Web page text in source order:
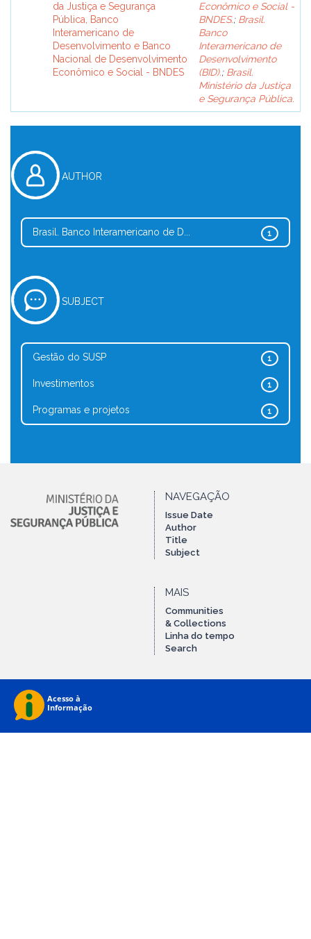
da Justiça e Segurança
Pública, Banco
Interamericano de
Desenvolvimento e Banco
Nacional de Desenvolvimento
Econômico e Social - BNDES
Econômico e Social -
BNDES.; Brasil.
Banco
Interamericano de
Desenvolvimento
(BID).; Brasil.
Ministério da Justiça
e Segurança Pública.
AUTHOR
1
Brasil. Banco Interamericano de D...
SUBJECT
1
Gestão do SUSP
1
Investimentos
1
Programas e projetos
NAVEGAÇÃO
Issue Date
Author
Title
Subject
MAIS
Communities
& Collections
Linha do tempo
Search